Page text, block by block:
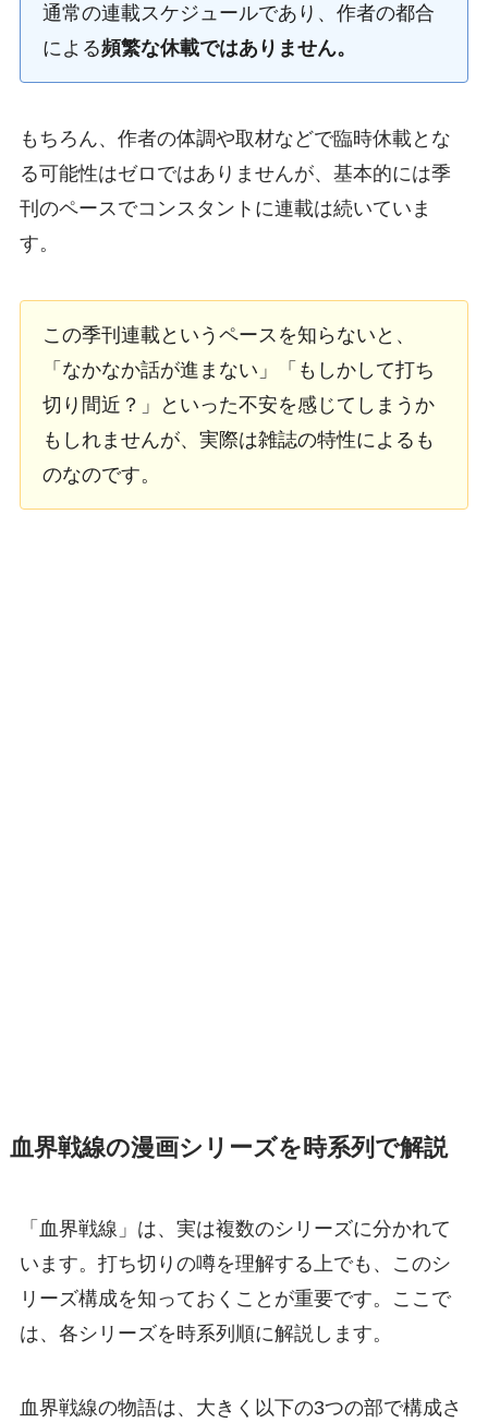
通常の連載スケジュールであり、作者の都合
による頻繁な休載ではありません。
もちろん、作者の体調や取材などで臨時休載とな
る可能性はゼロではありませんが、基本的には季
刊のペースでコンスタントに連載は続いていま
す。
この季刊連載というペースを知らないと、
「なかなか話が進まない」「もしかして打ち
切り間近？」といった不安を感じてしまうか
もしれませんが、実際は雑誌の特性によるも
のなのです。
血界戦線の漫画シリーズを時系列で解説
「血界戦線」は、実は複数のシリーズに分かれて
います。打ち切りの噂を理解する上でも、このシ
リーズ構成を知っておくことが重要です。ここで
は、各シリーズを時系列順に解説します。
血界戦線の物語は、大きく以下の3つの部で構成さ